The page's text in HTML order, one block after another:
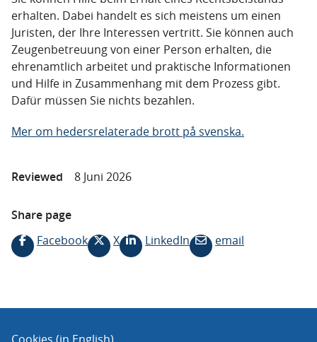
erhalten. Dabei handelt es sich meistens um einen
Juristen, der Ihre Interessen vertritt. Sie können auch
Zeugenbetreuung von einer Person erhalten, die
ehrenamtlich arbeitet und praktische Informationen
und Hilfe in Zusammenhang mit dem Prozess gibt.
Dafür müssen Sie nichts bezahlen.
Mer om hedersrelaterade brott på svenska.
Reviewed 8 Juni 2026
Share page
Facebook
X LinkedIn email